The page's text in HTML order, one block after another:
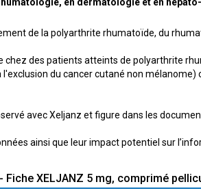
de la polyarthrite rhumatoïde, du
chez des patients atteints de polyarthrite
du cancer cutané non
avec Xeljanz et figure dans les
ainsi que leur impact potentiel sur
Fiche XELJANZ 5 mg, comprimé